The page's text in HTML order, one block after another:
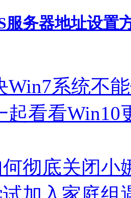
服务器地址设置
Win7系统不
起看看Win10
彻底关闭小